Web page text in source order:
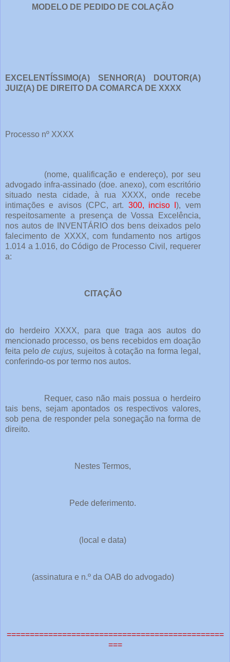
MODELO DE PEDIDO DE COLAÇÃO
EXCELENTÍSSIMO(A) SENHOR(A) DOUTOR(A)
JUIZ(A) DE DIREITO DA COMARCA DE XXXX
Processo nº XXXX
(nome, qualificação e endereço), por seu
advogado infra-assinado (doe. anexo), com escritório
situado nesta cidade, à rua XXXX, onde recebe
intimações e avisos (CPC, art. 300, inciso I), vem
respeitosamente a presença de Vossa Excelência,
nos autos de INVENTÁRIO dos bens deixados pelo
falecimento de XXXX, com fundamento nos artigos
1.014 a 1.016, do Código de Processo Civil, requerer
a:
CITAÇÃO
do herdeiro XXXX, para que traga aos autos do
mencionado processo, os bens recebidos em doação
feita pelode cujus, sujeitos à cotação na forma legal,
conferindo-os por termo nos autos.
Requer, caso não mais possua o herdeiro
tais bens, sejam apontados os respectivos valores,
sob pena de responder pela sonegação na forma de
direito.
Nestes Termos,
Pede deferimento.
(local e data)
(assinatura e n.º da OAB do advogado)
===============================================
===